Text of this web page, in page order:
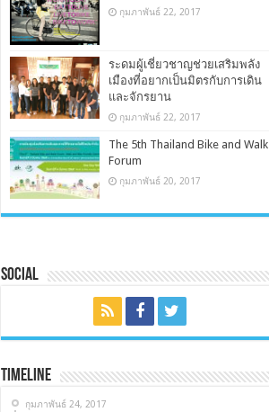
กุมภาพันธ์ 22, 2017
ระดมผู้เชี่ยวชาญช่วยเสริมพลัง
เมืองที่อยากเป็นมิตรกับการเดิน
และจักรยาน
กุมภาพันธ์ 22, 2017
The 5th Thailand Bike and Walk
Forum
กุมภาพันธ์ 20, 2017
Social
Timeline
กุมภาพันธ์ 24, 2017